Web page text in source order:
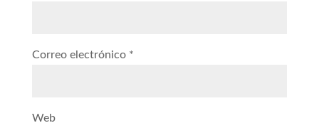
Correo electrónico *
Web